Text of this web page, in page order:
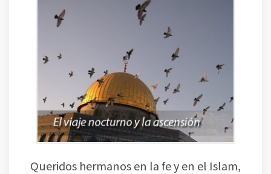
Queridos hermanos en la fe y en el Islam,